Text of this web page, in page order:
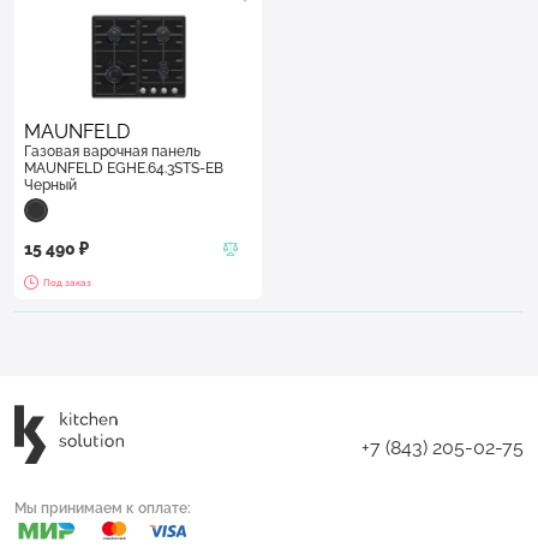
MAUNFELD
Газовая варочная панель
MAUNFELD EGHE.64.3STS-EB
Черный
15 490 ₽
Под заказ
+7 (843) 205-02-75
Мы принимаем к оплате: